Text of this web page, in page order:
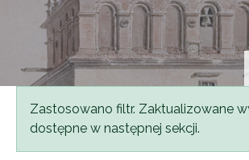
Komunikat
Zastosowano filtr. Zaktualizowane
dostępne w następnej sekcji.